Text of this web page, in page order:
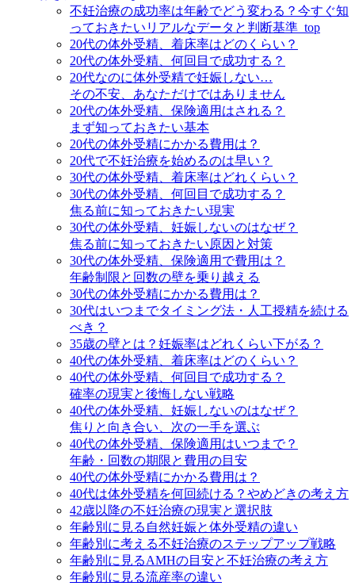
不妊治療の成功率は年齢でどう変わる？今すぐ知
っておきたいリアルなデータと判断基準_top
20代の体外受精、着床率はどのくらい？
20代の体外受精、何回目で成功する？
20代なのに体外受精で妊娠しない…
その不安、あなただけではありません
20代の体外受精、保険適用はされる？
まず知っておきたい基本
20代の体外受精にかかる費用は？
20代で不妊治療を始めるのは早い？
30代の体外受精、着床率はどれくらい？
30代の体外受精、何回目で成功する？
焦る前に知っておきたい現実
30代の体外受精、妊娠しないのはなぜ？
焦る前に知っておきたい原因と対策
30代の体外受精、保険適用で費用は？
年齢制限と回数の壁を乗り越える
30代の体外受精にかかる費用は？
30代はいつまでタイミング法・人工授精を続ける
べき？
35歳の壁とは？妊娠率はどれくらい下がる？
40代の体外受精、着床率はどのくらい？
40代の体外受精、何回目で成功する？
確率の現実と後悔しない戦略
40代の体外受精、妊娠しないのはなぜ？
焦りと向き合い、次の一手を選ぶ
40代の体外受精、保険適用はいつまで？
年齢・回数の期限と費用の目安
40代の体外受精にかかる費用は？
40代は体外受精を何回続ける？やめどきの考え方
42歳以降の不妊治療の現実と選択肢
年齢別に見る自然妊娠と体外受精の違い
年齢別に考える不妊治療のステップアップ戦略
年齢別に見るAMHの目安と不妊治療の考え方
年齢別に見る流産率の違い